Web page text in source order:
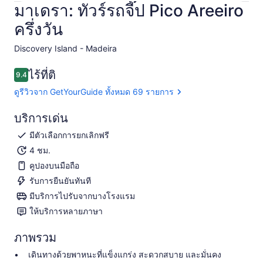
มาเดรา: ทัวร์รถจี๊ป Pico Areeiro
ครึ่งวัน
Discovery Island - Madeira​
9.49.4 จาก 10
ไร้ที่ติ
ดูรีวิวจาก GetYourGuide ทั้งหมด 69 รายการ
บริการเด่น
มีตัวเลือกการยกเลิกฟรี
4 ชม.
คูปองบนมือถือ
รับการยืนยันทันที
มีบริการไปรับจากบางโรงแรม
ให้บริการหลายภาษา
ภาพรวม
เดินทางด้วยพาหนะที่แข็งแกร่ง สะดวกสบาย และมั่นคง